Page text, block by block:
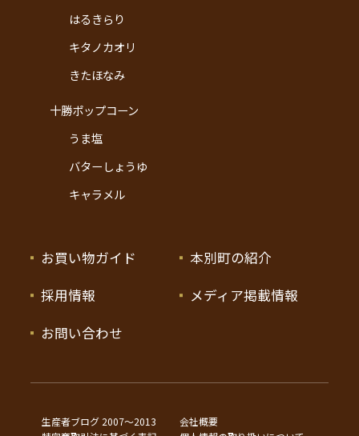
はるきらり
キタノカオリ
きたほなみ
十勝ポップコーン
うま塩
バターしょうゆ
キャラメル
お買い物ガイド
本別町の紹介
採用情報
メディア掲載情報
お問い合わせ
生産者ブログ 2007〜2013
会社概要